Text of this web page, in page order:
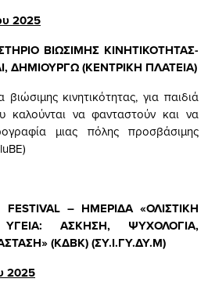
2025
ΒΙΩΣΙΜΗΣ ΚΙΝΗΤΙΚΟΤΗΤΑΣ-
ΔΗΜΙΟΥΡΓΩ (ΚΕΝΤΡΙΚΗ ΠΛΑΤΕΙΑ)
βιώσιμης κινητικότητας, για παιδιά
να φανταστούν και να
μιας πόλης προσβάσιμης
FESTIVAL – ΗΜΕΡΙΔΑ «ΟΛΙΣΤΙΚΗ
ΑΣΚΗΣΗ, ΨΥΧΟΛΟΓΙΑ,
(ΚΔΒΚ) (ΣΥ.Ι.ΓΥ.ΔΥ.Μ)
2025